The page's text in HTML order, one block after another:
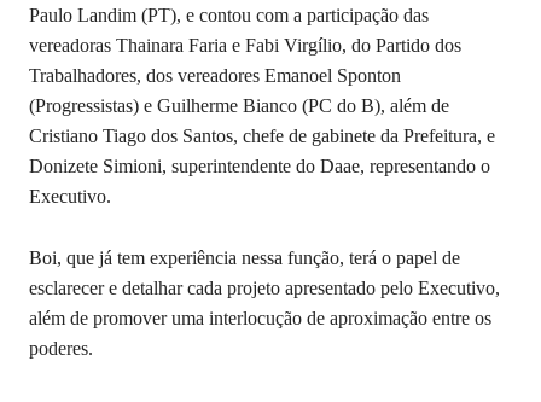
Paulo Landim (PT), e contou com a participação das
vereadoras Thainara Faria e Fabi Virgílio, do Partido dos
Trabalhadores, dos vereadores Emanoel Sponton
(Progressistas) e Guilherme Bianco (PC do B), além de
Cristiano Tiago dos Santos, chefe de gabinete da Prefeitura, e
Donizete Simioni, superintendente do Daae, representando o
Executivo.
Boi, que já tem experiência nessa função, terá o papel de
esclarecer e detalhar cada projeto apresentado pelo Executivo,
além de promover uma interlocução de aproximação entre os
poderes.